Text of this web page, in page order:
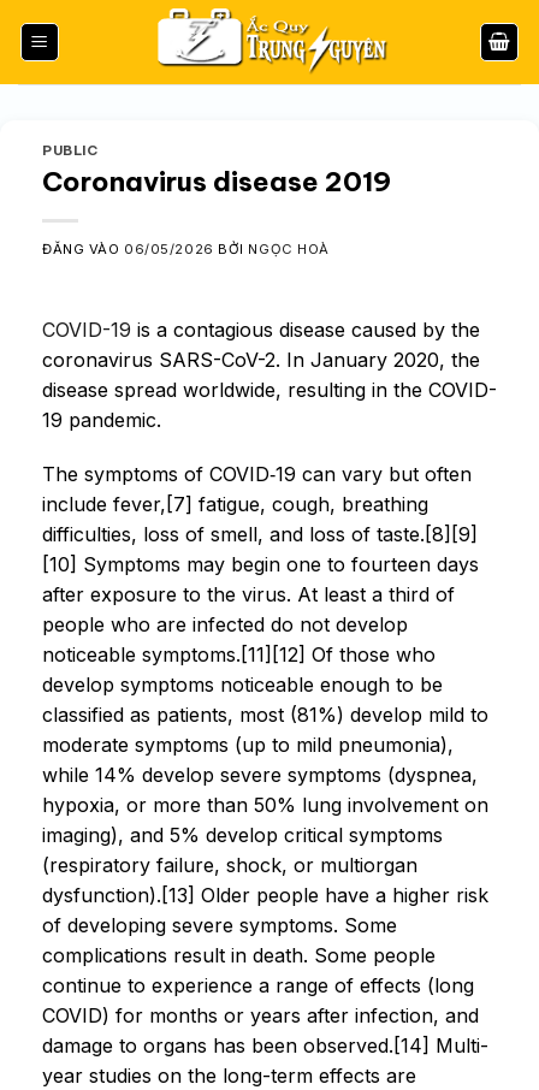
qua
PUBLIC
Coronavirus disease 2019
ĐĂNG VÀO 06/05/2026 BỞI NGỌC HOÀ
COVID-19 is a contagious disease caused by the
coronavirus SARS-CoV-2. In January 2020, the
disease spread worldwide, resulting in the COVID-
19 pandemic.
The symptoms of COVID‑19 can vary but often
include fever,[7] fatigue, cough, breathing
difficulties, loss of smell, and loss of taste.[8][9]
[10] Symptoms may begin one to fourteen days
after exposure to the virus. At least a third of
people who are infected do not develop
noticeable symptoms.[11][12] Of those who
develop symptoms noticeable enough to be
classified as patients, most (81%) develop mild to
moderate symptoms (up to mild pneumonia),
while 14% develop severe symptoms (dyspnea,
hypoxia, or more than 50% lung involvement on
imaging), and 5% develop critical symptoms
(respiratory failure, shock, or multiorgan
dysfunction).[13] Older people have a higher risk
of developing severe symptoms. Some
complications result in death. Some people
continue to experience a range of effects (long
COVID) for months or years after infection, and
damage to organs has been observed.[14] Multi-
year studies on the long-term effects are